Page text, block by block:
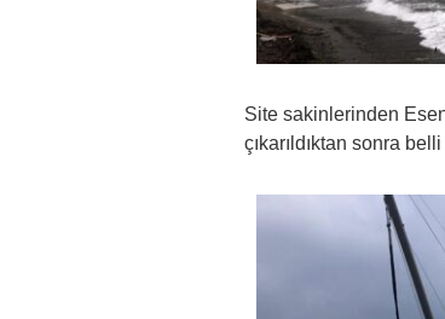
Site sakinlerinden
çıkarıldıktan sonra